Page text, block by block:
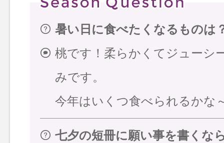
暑い日に食べたくなるものは
桃です！柔らかくてジューシ
みです。
今年はいくつ食べられるかな
七夕の短冊に願い事を書くな